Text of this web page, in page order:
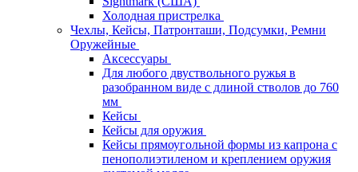
Холодная пристрелка
Чехлы, Кейсы, Патронташи, Подсумки, Ремни
Оружейные
Аксессуары
Для любого двуствольного ружья в
разобранном виде с длиной стволов до 760
мм
Кейсы
Кейсы для оружия
Кейсы прямоугольной формы из капрона с
пенополиэтиленом и креплением оружия